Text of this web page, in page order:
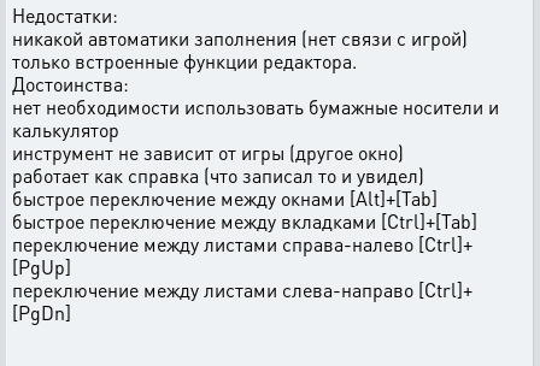
Недостатки:
никакой автоматики заполнения (нет связи с игрой)
только встроенные функции редактора.
Достоинства:
нет необходимости использовать бумажные носители и
калькулятор
инструмент не зависит от игры (другое окно)
работает как справка (что записал то и увидел)
быстрое переключение между окнами [Alt]+[Tab]
быстрое переключение между вкладками [Ctrl]+[Tab]
переключение между листами справа-налево [Ctrl]+
[PgUp]
переключение между листами слева-направо [Ctrl]+
[PgDn]